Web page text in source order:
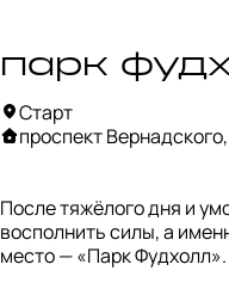
парк
Старт
проспект
После тяжёлого дня и
восполнить силы, а
место — «Парк Фудхолл».